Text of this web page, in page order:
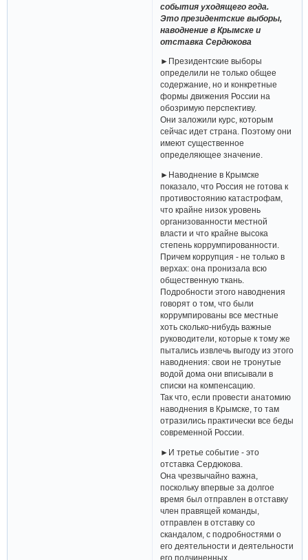
события уходящего года.
Это президентские выборы,
наводнение в Крымске и
отставка Сердюкова
►Президентские выборы
определили не только общее
содержание, но и конкретные
формы движения России на
обозримую перспективу.
Они заложили курс, которым
сейчас идет страна. Поэтому они
имеют существенное
определяющее значение.
►Наводнение в Крымске
показало, что Россия не готова к
противостоянию катастрофам,
что крайне низок уровень
организованности местной
власти и что крайне высока
степень коррумпированности.
Причем коррупция - не только в
верхах: она пронизала всю
общественную ткань.
Подробности этого наводнения
говорят о том, что были
коррумпированы все местные
хоть сколько-нибудь важные
руководители, которые к тому же
пытались извлечь выгоду из этого
наводнения: свои не тронутые
водой дома они вписывали в
списки на компенсацию.
Так что, если провести анатомию
наводнения в Крымске, то там
отразились практически все беды
современной России.
►И третье событие - это
отставка Сердюкова.
Она чрезвычайно важна,
поскольку впервые за долгое
время был отправлен в отставку
член правящей команды,
отправлен в отставку со
скандалом, с подробностями о
его деятельности и деятельности
его подчиненных.